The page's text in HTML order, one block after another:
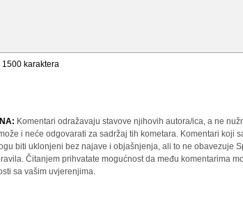
1500 karaktera
Komentari odražavaju stavove njihovih autora/ica, a ne
i neće odgovarati za sadržaj tih kometara. Komentari koji
biti uklonjeni bez najave i objašnjenja, ali to ne obavezuje
Čitanjem prihvatate mogućnost da među komentarima
sa vašim uvjerenjima.